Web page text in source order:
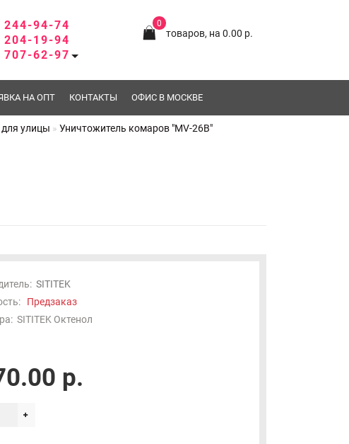
0
товаров, на 0.00 р.
94-74
19-94
62-97
НА ОПТ КОНТАКТЫ ОФИС В МОСКВЕ
улицы Уничтожитель комаров "MV-26B"
SITITEK
Предзаказ
SITITEK Октенол
р.